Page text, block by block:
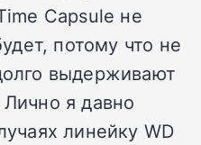
Capsule не
потому что не
выдерживают
я давно
линейку WD